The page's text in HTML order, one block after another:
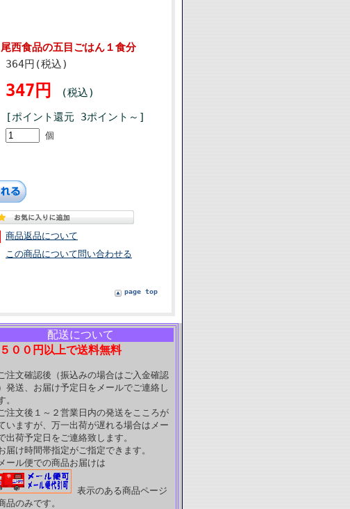
西食品の五目ごはん１食分
364円(税込)
347円 (税込)
[ポイント還元 3ポイント～]
個
商品返品について
この商品について問い合わせる
page top
配送について
００円以上で送料無料
注文確認後（振込みの場合はご入金確認
発送、お届け予定日をメールでご連絡し
。
注文後１～２営業日内の発送をこころが
いますが、万一出荷が遅れる場合はメー
出荷予定日をご連絡致します。
届け時間帯指定がご指定できます。
ール便での商品お届けは
表示のある商品ページ
品のみです。